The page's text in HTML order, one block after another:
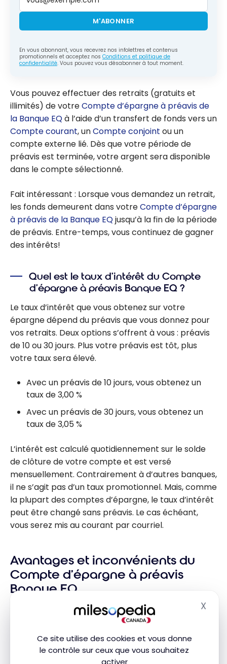
Ce site utilise des cookies et vous donne
le contrôle sur ceux que vous souhaitez
activer
X
M'ABONNER
En vous abonnant, vous recevrez nos infolettres et contenus
promotionnels et acceptez nos Conditions et politique de
confidentialité. Vous pouvez vous désabonner à tout moment.
Vous pouvez effectuer des retraits (gratuits et
illimités) de votreCompte d’épargne à préavis de
la Banque EQà l’aide d’un transfert de fonds vers un
Compte courant, unCompte conjoint ou un
compte externe lié. Dès que votre période de
préavis est terminée, votre argent sera disponible
dans le compte sélectionné.
Fait intéressant : Lorsque vous demandez un retrait,
les fonds demeurent dans votreCompte d’épargne
à préavis de la Banque EQjusqu’à la fin de la période
de préavis. Entre-temps, vous continuez de gagner
des intérêts!
Quel est le taux d’intérêt du Compte
d’épargne à préavis Banque EQ ?
Le taux d’intérêt que vous obtenez sur votre
épargne dépend du préavis que vous donnez pour
vos retraits. Deux options s’offrent à vous : préavis
de 10 ou 30 jours. Plus votre préavis est tôt, plus
votre taux sera élevé.
Avec un préavis de 10 jours, vous obtenez un
taux de 3,00 %
Avec un préavis de 30 jours, vous obtenez un
taux de 3,05 %
L’intérêt est calculé quotidiennement sur le solde
de clôture de votre compte et est versé
mensuellement. Contrairement à d’autres banques,
il ne s’agit pas d’un taux promotionnel. Mais, comme
la plupart des comptes d’épargne, le taux d’intérêt
peut être changé sans préavis. Le cas échéant,
vous serez mis au courant par courriel.
Avantages et inconvénients du
Compte d’épargne à préavis
Banque EQ
Voici les principaux avantages et inconvénients du
Compte d’épargne à préavis Banque EQ
Avantages :